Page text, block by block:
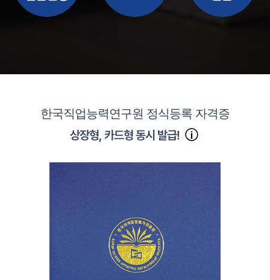
한국직업능력연구원 정식등록 자격증
상장형, 카드형 동시 발급!